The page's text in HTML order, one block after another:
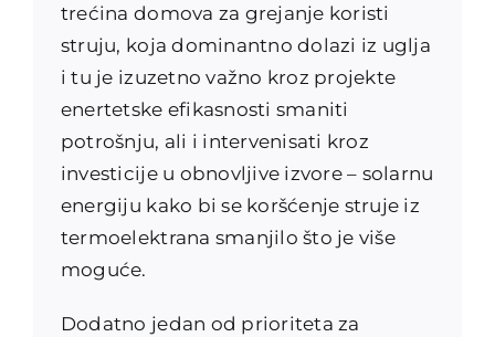
trećina domova za grejanje koristi
struju, koja dominantno dolazi iz uglja
i tu je izuzetno važno kroz projekte
enertetske efikasnosti smaniti
potrošnju, ali i intervenisati kroz
investicije u obnovljive izvore – solarnu
energiju kako bi se koršćenje struje iz
termoelektrana smanjilo što je više
moguće.
Dodatno jedan od prioriteta za